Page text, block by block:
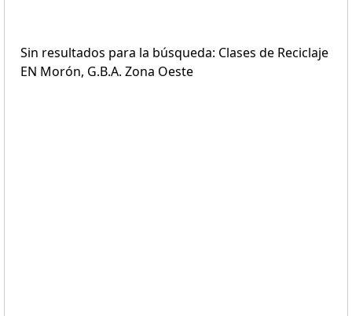
Sin resultados para la búsqueda: Clases de Reciclaje
EN Morón, G.B.A. Zona Oeste